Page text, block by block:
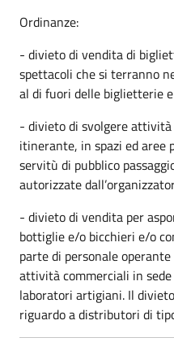
Ordinanze:
- divieto di vendita di
spettacoli che si terranno
al di fuori delle biglietterie
- divieto di svolgere
itinerante, in spazi ed aree
servitù di pubblico
autorizzate
- divieto di vendita per
bottiglie e/o bicchieri e/o
parte di personale
attività commerciali in
laboratori artigiani. Il
riguardo a distributori di